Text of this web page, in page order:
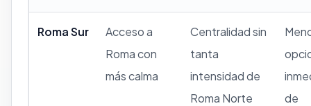
Roma Sur
Acceso a
Roma con
más calma
Centralidad sin
tanta
intensidad de
Roma Norte
de